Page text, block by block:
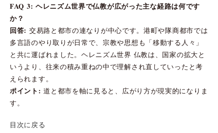
FAQ 3: ヘレニズム世界で仏教が広がった主な経路は何です
か？
回答: 交易路と都市の連なりが中心です。港町や隊商都市では
多言語のやり取りが日常で、宗教や思想も「移動する人々」
と共に運ばれました。ヘレニズム世界 仏教は、国家の拡大と
いうより、往来の積み重ねの中で理解され直していったと考
えられます。
ポイント: 道と都市を軸に見ると、広がり方が現実的になりま
す。
目次に戻る